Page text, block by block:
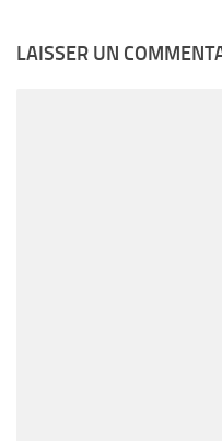
LAISSER UN